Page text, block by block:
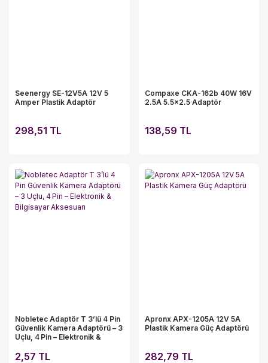
Seenergy SE-12V5A 12V 5
Amper Plastik Adaptör
298,51 TL
Compaxe CKA-162b 40W 16V
2.5A 5.5x2.5 Adaptör
138,59 TL
Nobletec Adaptör T 3’lü 4 Pin
Güvenlik Kamera Adaptörü – 3
Uçlu, 4 Pin – Elektronik &
2,57 TL
Apronx APX-1205A 12V 5A
Plastik Kamera Güç Adaptörü
282,79 TL